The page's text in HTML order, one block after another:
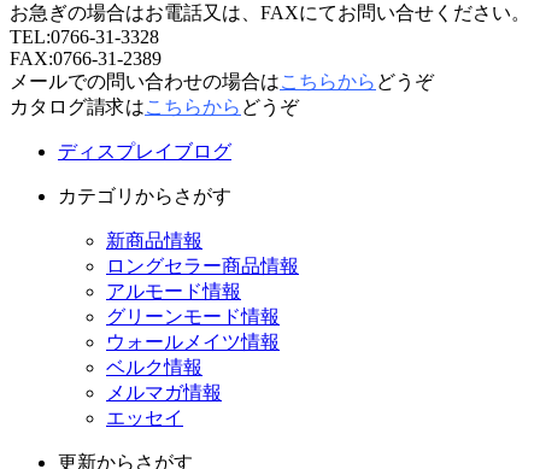
お急ぎの場合はお電話又は、FAXにてお問い合せください。
TEL:0766-31-3328
FAX:0766-31-2389
メールでの問い合わせの場合はこちらから どうぞ
カタログ請求はこちらから どうぞ
ディスプレイブログ
カテゴリからさがす
新商品情報
ロングセラー商品情報
アルモード情報
グリーンモード情報
ウォールメイツ情報
ベルク情報
メルマガ情報
エッセイ
更新からさがす